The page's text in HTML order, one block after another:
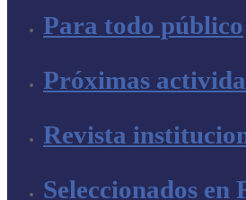
Para todo público
Próximas
Revista
Seleccionados en